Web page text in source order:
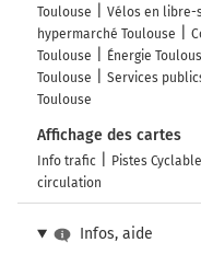
Continuer
517 km
Au rond-
Lapeyrouse
Tourner à
Toulouse
Vélos en libre-
hypermarché Toulouse
Toulouse
Énergie
Toulouse
Services
Toulouse
Affichage des cartes
Info trafic Pistes
circulation
Infos, aide